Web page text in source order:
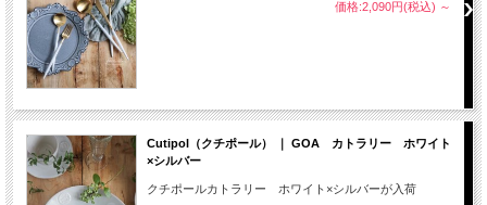
価格:2,090円(税込) ～
Cutipol（クチポール） ｜ GOA カトラリー ホワイト
×シルバー
クチポールカトラリー ホワイト×シルバーが入荷